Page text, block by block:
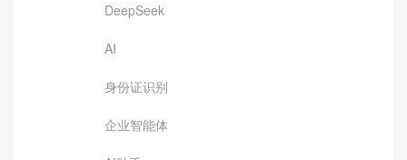
DeepSeek
AI
身份证识别
企业智能体